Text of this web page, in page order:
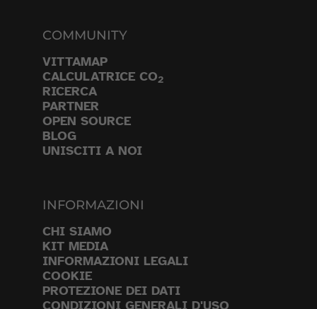
COMMUNITY
VITTAMAP
CALCULATRICE CO2
RICERCA
PARTNER
OPEN SOURCE
BLOG
UNISCITI A NOI
INFORMAZIONI
CHI SIAMO
KIT MEDIA
INFORMAZIONI LEGALI
COOKIE
PROTEZIONE DEI DATI
CONDIZIONI GENERALI D'USO